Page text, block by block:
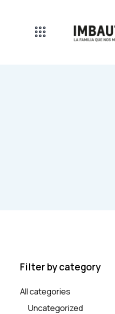
Filter by category
All categories
Uncategorized